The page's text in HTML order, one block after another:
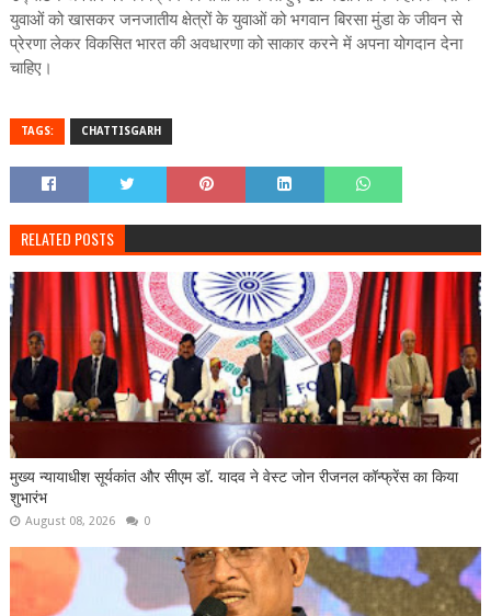
युवाओं को खासकर जनजातीय क्षेत्रों के युवाओं को भगवान बिरसा मुंडा के जीवन से
प्रेरणा लेकर विकसित भारत की अवधारणा को साकार करने में अपना योगदान देना
चाहिए।
TAGS: CHATTISGARH
RELATED POSTS
मुख्य न्यायाधीश सूर्यकांत और सीएम डॉ. यादव ने वेस्ट जोन रीजनल कॉन्फ्रेंस का किया
शुभारंभ
August 08, 2026 0